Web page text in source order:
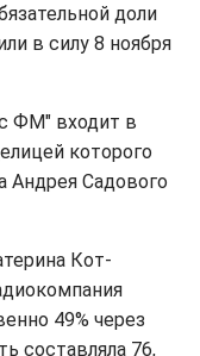
доли
в силу 8 ноября
ФМ" входит в
которого
Андрея Садового
Кот-
49% через
составляла 76,